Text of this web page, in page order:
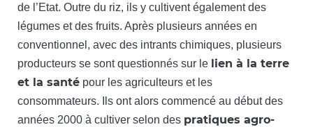
de l’Etat. Outre du riz, ils y cultivent également des
légumes et des fruits. Après plusieurs années en
conventionnel, avec des intrants chimiques, plusieurs
producteurs se sont questionnés sur le lien à la terre
et la santé pour les agriculteurs et les
consommateurs. Ils ont alors commencé au début des
années 2000 à cultiver selon des pratiques agro-